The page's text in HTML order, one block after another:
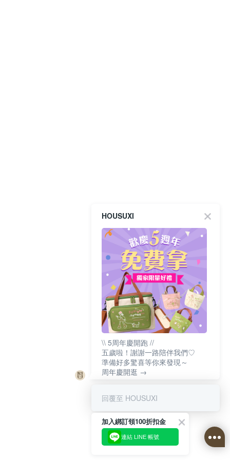
HOUSUXI
\\ 5周年慶開跑 //
五歲啦！謝謝一路陪伴我們♡
準備好多驚喜等你來發現～
周年慶開逛 →
回覆至 HOUSUXI
加入綁訂領100折扣金
連結 LINE 帳號